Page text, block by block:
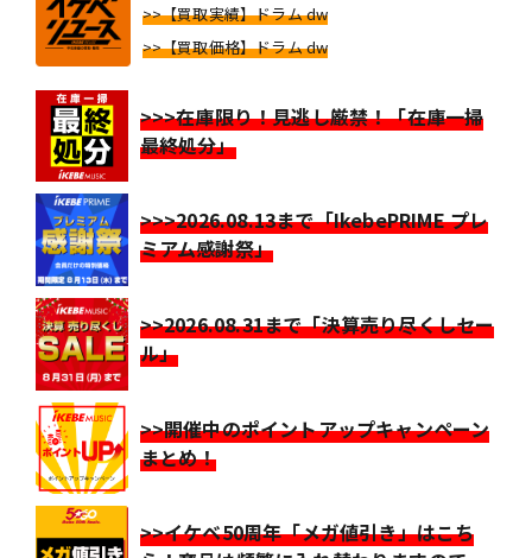
>>【買取実績】ドラム dw
>>【買取価格】ドラム dw
>>>在庫限り！見逃し厳禁！「在庫一掃
最終処分」
>>>2026.08.13まで「IkebePRIME プレ
ミアム感謝祭」
>>2026.08.31まで「決算売り尽くしセー
ル」
>>開催中のポイントアップキャンペーン
まとめ！
>>イケベ50周年「メガ値引き」はこち